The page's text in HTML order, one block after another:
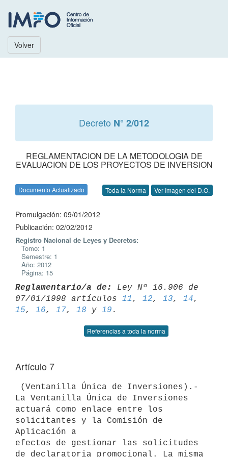
Volver
Decreto N° 2/012
REGLAMENTACION DE LA METODOLOGIA DE
EVALUACION DE LOS PROYECTOS DE INVERSION
Documento Actualizado Toda la Norma Ver Imagen del D.O.
Promulgación: 09/01/2012
Publicación: 02/02/2012
Registro Nacional de Leyes y Decretos:
Tomo: 1
Semestre: 1
Año: 2012
Página: 15
Reglamentario/a de:
Ley Nº 16.906 de
07/01/1998 artículos 11 , 12, 13, 14
15, 16, 17, 18 y 19
Referencias a toda la norma
Artículo 7
La Ventanilla Única de Inversiones
actuará como enlace entre los
solicitantes y la Comisión de
Aplicación a
efectos de gestionar las solicitudes
de declaratoria promocional. La misma